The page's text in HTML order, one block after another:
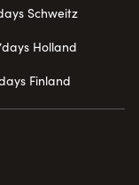
Schweitz
Holland
Finland